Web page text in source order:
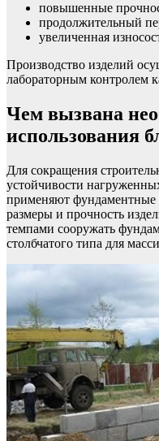
повышенные
продолжительный
увеличенная
Производство изделий
лабораторным контролем
Чем вызвана
использования
Для сокращения
устойчивости
применяют фундаментные
размеры и прочность
темпами сооружать
столбчатого типа для